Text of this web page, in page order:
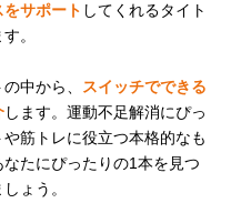
サポート してくれるタイト
。
中から、
スイッチでできる
します。運動不足解消にぴっ
筋トレに役立つ本格的なも
たにぴったりの1本を見つ
ょう。